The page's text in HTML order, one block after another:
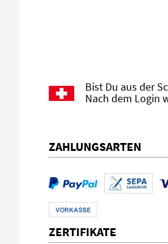
Bist Du aus der
Nach dem Login
ZAHLUNGSARTEN
ZERTIFIKATE